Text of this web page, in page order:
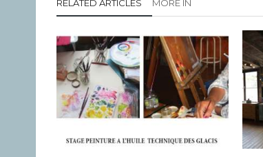
RELATED ARTICLES MORE IN